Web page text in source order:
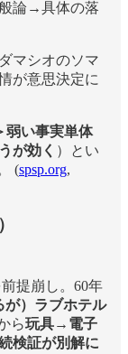
論→具体の落
ダマシオのソマ
が意思決定に
弱い事実単体
が効く ）とい
(spsp.org,
提崩し。60年
が）ラブホテル
ら玩具→電子
検証が別解に